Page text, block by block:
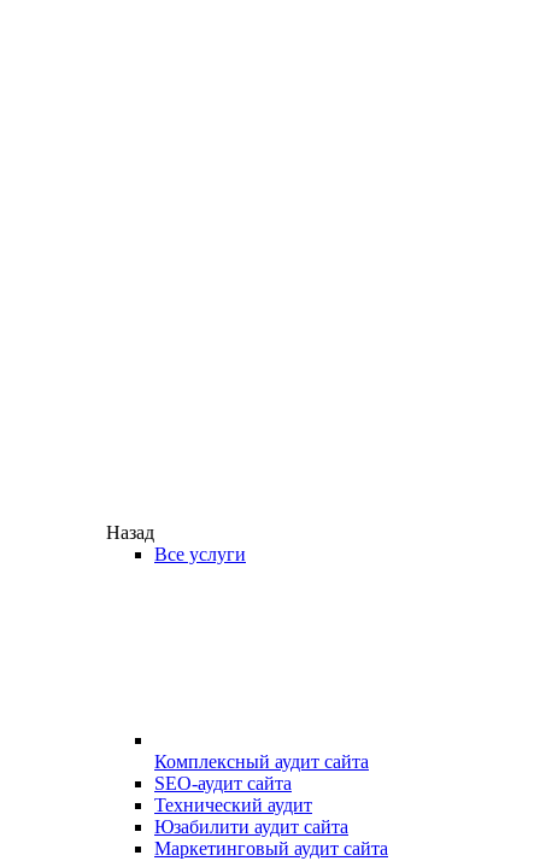
Назад
Все услуги
Комплексный аудит сайта
SEO-аудит сайта
Технический аудит
Юзабилити аудит сайта
Маркетинговый аудит сайта